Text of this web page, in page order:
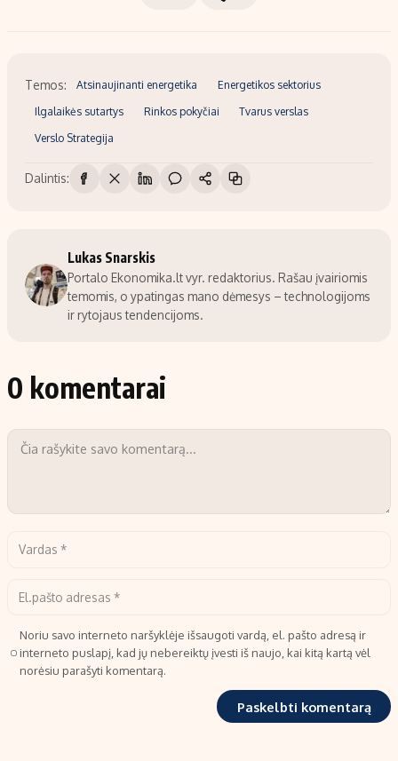
Temos: Atsinaujinanti energetika Energetikos sektorius
Ilgalaikės sutartys Rinkos pokyčiai Tvarus verslas
Verslo Strategija
Dalintis:
Lukas Snarskis
Portalo Ekonomika.lt vyr. redaktorius. Rašau įvairiomis
temomis, o ypatingas mano dėmesys – technologijoms
ir rytojaus tendencijoms.
0 komentarai
Noriu savo interneto naršyklėje išsaugoti vardą, el. pašto adresą ir
interneto puslapį, kad jų nebereiktų įvesti iš naujo, kai kitą kartą vėl
norėsiu parašyti komentarą.